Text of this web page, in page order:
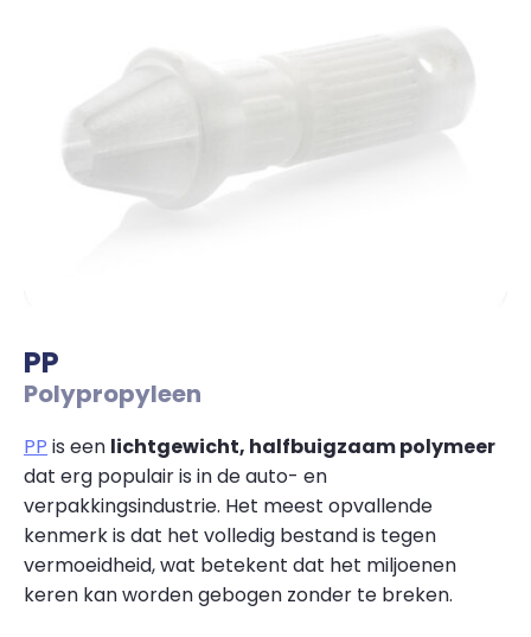
PP
Polypropyleen
PP is een lichtgewicht, halfbuigzaam polymeer
dat erg populair is in de auto- en
verpakkingsindustrie. Het meest opvallende
kenmerk is dat het volledig bestand is tegen
vermoeidheid, wat betekent dat het miljoenen
keren kan worden gebogen zonder te breken.